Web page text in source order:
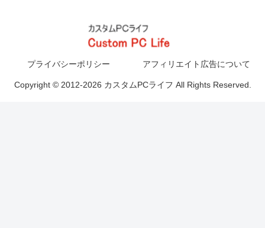
プライバシーポリシー アフィリエイト広告について
Copyright © 2012-2026 カスタムPCライフ All Rights Reserved.